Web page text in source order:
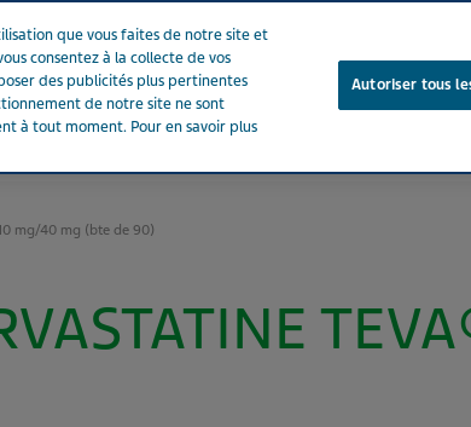
10 mg/40 mg (bte de 90)
que vous faites de notre site et
consentez à la collecte de vos
des publicités plus pertinentes
de notre site ne sont
à tout moment. Pour en savoir plus
Autoriser tous